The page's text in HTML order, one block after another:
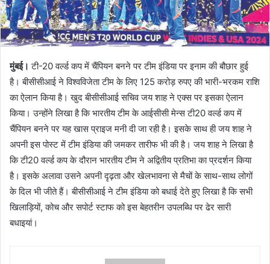
मुंबई। टी-20 वर्ल्ड कप में चैंपियन बनने पर टीम इंडिया पर इनाम की बौछार हुई
है। बीसीसीआई ने विश्वविजेता टीम के लिए 125 करोड़ रुपए की भारी-भरकम राशि
का ऐलान किया है। खुद बीसीसीआई सचिव जय शाह ने एक्स पर इसका ऐलान
किया। उन्होंने लिखा है कि भारतीय टीम के आईसीसी मेन्स टी20 वर्ल्ड कप में
चैंपियन बनने पर यह खास प्राइज मनी दी जा रही है। इसके साथ ही जय शाह ने
अपनी इस पोस्ट में टीम इंडिया की जमकर तारीफ भी की है। जय शाह ने लिखा है
कि टी20 वर्ल्ड कप के दौरान भारतीय टीम ने अद्वितीय प्रतिभा का प्रदर्शन किया
है। इसके अलावा उसने अपनी दृढ़ता और खेलभावना से मैचों के साथ-साथ लोगों
के दिल भी जीते हैं। बीसीसीआई ने टीम इंडिया को बधाई देते हुए लिखा है कि सभी
खिलाड़ियों, कोच और सपोर्ट स्टाफ को इस बेहतरीन उपलब्धि पर ढेर सारी
बधाइयां।